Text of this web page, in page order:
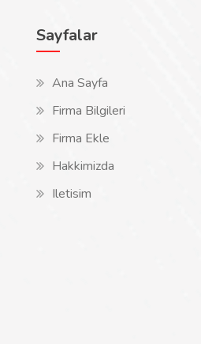
Sayfalar
Ana Sayfa
Firma Bilgileri
Firma Ekle
Hakkimizda
Iletisim